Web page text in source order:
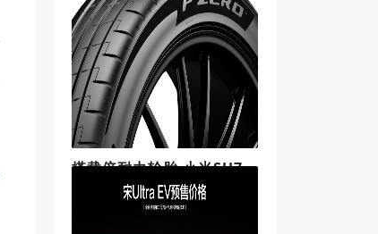
搭载倍耐力轮胎 小米SU7
Ultra赛道版刷新纽博格林
电动车圈速纪录